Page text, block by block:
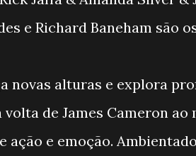
e Richard Baneham são
novas alturas e explora
de James Cameron ao
ação e emoção.